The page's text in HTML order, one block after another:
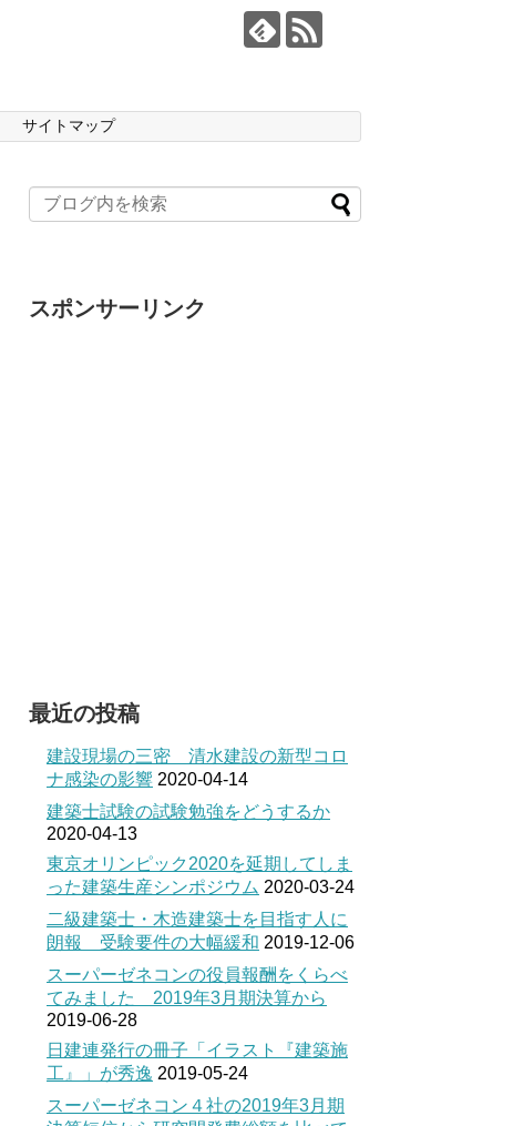
サイトマップ
スポンサーリンク
最近の投稿
建設現場の三密 清水建設の新型コロ
ナ感染の影響 2020-04-14
建築士試験の試験勉強をどうするか
2020-04-13
東京オリンピック2020を延期してしま
った建築生産シンポジウム 2020-03-24
二級建築士・木造建築士を目指す人に
朗報 受験要件の大幅緩和 2019-12-06
スーパーゼネコンの役員報酬をくらべ
てみました 2019年3月期決算から
2019-06-28
日建連発行の冊子「イラスト『建築施
工』」が秀逸 2019-05-24
スーパーゼネコン４社の2019年3月期